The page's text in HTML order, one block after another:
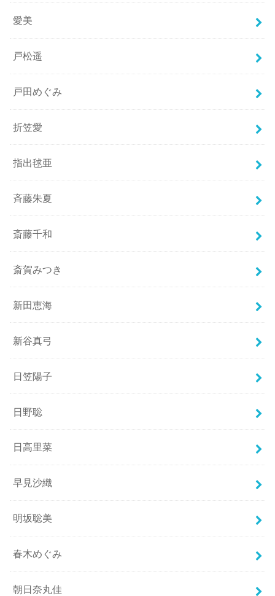
愛美
戸松遥
戸田めぐみ
折笠愛
指出毬亜
斉藤朱夏
斎藤千和
斎賀みつき
新田恵海
新谷真弓
日笠陽子
日野聡
日高里菜
早見沙織
明坂聡美
春木めぐみ
朝日奈丸佳